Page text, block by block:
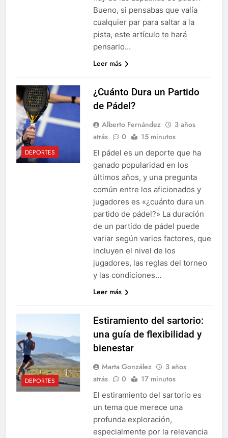
Bueno, si pensabas que valía
cualquier par para saltar a la
pista, este artículo te hará
pensarlo…
Leer más
DEPORTES
¿Cuánto Dura un Partido
de Pádel?
Alberto Fernández
3 años
atrás
0 15 minutos
El pádel es un deporte que ha
ganado popularidad en los
últimos años, y una pregunta
común entre los aficionados y
jugadores es «¿cuánto dura un
partido de pádel?» La duración
de un partido de pádel puede
variar según varios factores, que
incluyen el nivel de los
jugadores, las reglas del torneo
y las condiciones…
Leer más
DEPORTES
Estiramiento del sartorio:
una guía de flexibilidad y
bienestar
Marta González
3 años
atrás
0 17 minutos
El estiramiento del sartorio es
un tema que merece una
profunda exploración,
especialmente por la relevancia